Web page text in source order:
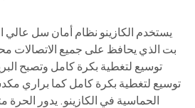
بت الذي يحافظ على جميع الاتصالات
توسيع لتغطية بكرة كامل وتصبح
توسيع لتغطية بكرة كامل كما براري
الحماسية في الكازينو. يدور